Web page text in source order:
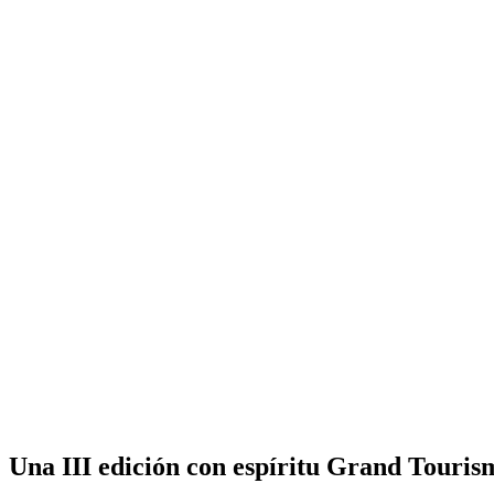
Una III edición con espíritu Grand